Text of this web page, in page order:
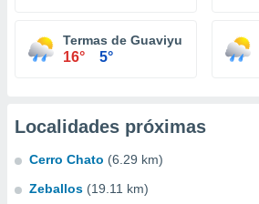
Termas de Guaviyu
16° 5°
Localidades próximas
Cerro Chato (6.29 km)
Zeballos (19.11 km)